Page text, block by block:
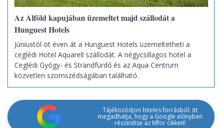
Az Alföld kapujában üzemeltet majd szállodát a
Hunguest Hotels
Júniustól öt éven át a Hunguest Hotels üzemeltetheti a
ceglédi Hotel Aquarell szállodát. A négycsillagos hotel a
Ceglédi Gyógy- és Strandfürdő és az Aqua Centrum
közvetlen szomszédságában található.
Tájékozódjon hiteles forrásból: itt
megadhatja, hogy a Google előnyben
részesítse az Mfor cikkeit!